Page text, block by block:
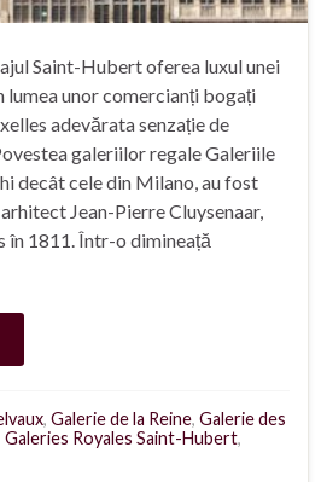
Saint-Hubert oferea luxul unei
lumea unor comercianți bogați
adevărata senzație de
galeriilor regale Galeriile
decât cele din Milano, au fost
Jean-Pierre Cluysenaar,
în 1811. Într-o dimineață
, Galerie de la Reine, Galerie des
Galeries Royales Saint-Hubert,